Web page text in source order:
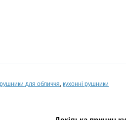
рушники для обличчя, кухонні рушники